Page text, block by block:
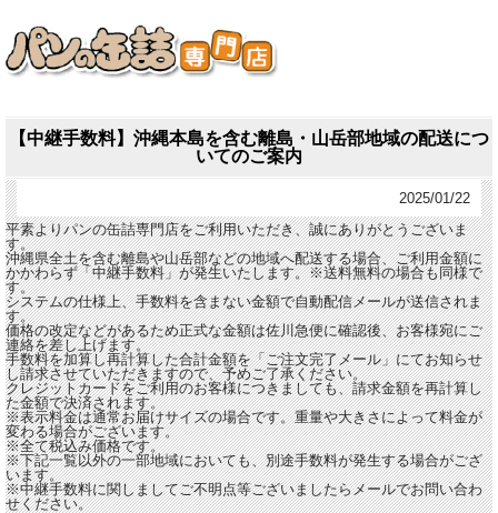
【中継手数料】沖縄本島を含む離島・山岳部地域の配送につ
いてのご案内
2025/01/22
平素よりパンの缶詰専門店をご利用いただき、誠にありがとうございま
す。
沖縄県全土を含む離島や山岳部などの地域へ配送する場合、ご利用金額に
かかわらず「中継手数料」が発生いたします。※送料無料の場合も同様で
す。
システムの仕様上、手数料を含まない金額で自動配信メールが送信されま
す。
価格の改定などがあるため正式な金額は佐川急便に確認後、お客様宛にご
連絡を差し上げます。
手数料を加算し再計算した合計金額を「ご注文完了メール」にてお知らせ
し請求させていただきますので、予めご了承ください。
クレジットカードをご利用のお客様につきましても、請求金額を再計算し
た金額で決済されます。
※表示料金は通常お届けサイズの場合です。重量や大きさによって料金が
変わる場合がございます。
※全て税込み価格です。
※下記一覧以外の一部地域においても、別途手数料が発生する場合がござ
います。
※中継手数料に関しましてご不明点等ございましたらメールでお問い合わ
せください。